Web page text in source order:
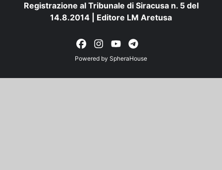
Registrazione al Tribunale di Siracusa n. 5 del
14.8.2014 | Editore LM Aretusa
Powered by SpheraHouse